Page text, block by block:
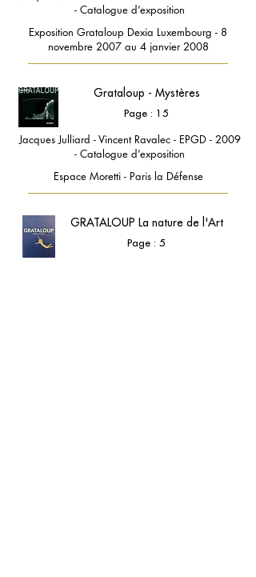
- Catalogue d’exposition
Exposition Grataloup Dexia Luxembourg - 8
novembre 2007 au 4 janvier 2008
Grataloup - Mystères
Page : 15
Jacques Julliard - Vincent Ravalec - EPGD - 2009
- Catalogue d’exposition
Espace Moretti - Paris la Défense
GRATALOUP La nature de l'Art
Page : 5